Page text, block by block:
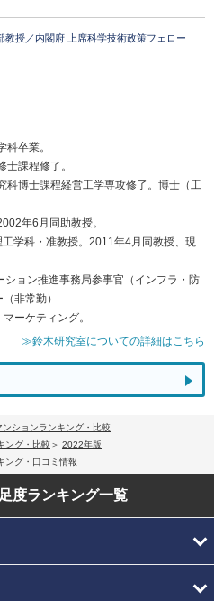
教授／内閣府 上席科学技術政策フェロー
卒業。
課程修了。
科博士課程経営工学専攻修了。博士（工
年6月同助教授。
学科・准教授。2011年4月同教授、現
ョン推進事務局参事官（インフラ・防
非常勤）
ーケティング。
≫鈴木研究室についての詳細はこちら
ンションランキング・比較
ング・比較
2022年版
ング・口コミ情報
度ランキング一覧